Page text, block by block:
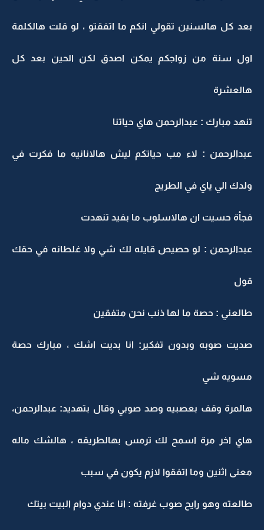
بعد كل هالسنين تقولي انكم ما اتفقتو ، لو قلت هالكلمة
اول سنة من زواجكم يمكن اصدق لكن الحين بعد كل
هالعشرة
تنهد مبارك : عبدالرحمن هاي حياتنا
عبدالرحمن : لاء مب حياتكم ليش هالانانيه ما فكرت في
ولدك الي ياي في الطريج
فجأة حسيت ان هالاسلوب ما بفيد تنهدت
عبدالرحمن : لو حصيص قايله لك شي ولا غلطانه في حقك
قول
طالعني : حصة ما لها ذنب نحن متفقين
صديت صوبه وبدون تفكير: انا بديت اشك ، مبارك حصة
مسويه شي
هالمرة وقف بعصبيه وصد صوبي وقال بتهديد: عبدالرحمن،
هاي اخر مرة اسمح لك ترمس بهالطريقه ، هالشك ماله
معنى اثنين وما اتفقوا لازم يكون في سبب
طالعته وهو رايح صوب غرفته : انا عندي دوام البيت بيتك